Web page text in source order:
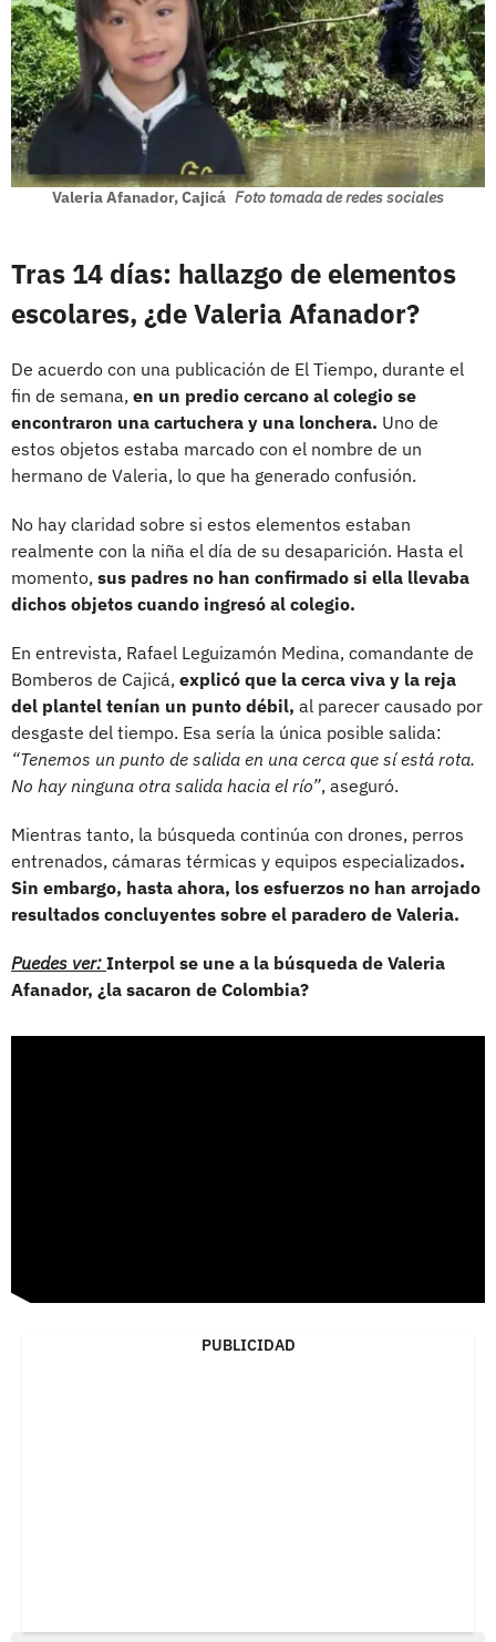
Valeria Afanador, Cajicá Foto tomada de redes sociales
Tras 14 días: hallazgo de elementos
escolares, ¿de Valeria Afanador?
De acuerdo con una publicación de El Tiempo, durante el
fin de semana, en un predio cercano al colegio se
encontraron una cartuchera y una lonchera. Uno de
estos objetos estaba marcado con el nombre de un
hermano de Valeria, lo que ha generado confusión.
No hay claridad sobre si estos elementos estaban
realmente con la niña el día de su desaparición. Hasta el
momento, sus padres no han confirmado si ella llevaba
dichos objetos cuando ingresó al colegio.
En entrevista, Rafael Leguizamón Medina, comandante de
Bomberos de Cajicá, explicó que la cerca viva y la reja
del plantel tenían un punto débil, al parecer causado por
desgaste del tiempo. Esa sería la única posible salida:
“Tenemos un punto de salida en una cerca que sí está rota.
No hay ninguna otra salida hacia el río”, aseguró.
Mientras tanto, la búsqueda continúa con drones, perros
entrenados, cámaras térmicas y equipos especializados.
Sin embargo, hasta ahora, los esfuerzos no han arrojado
resultados concluyentes sobre el paradero de Valeria.
Puedes ver: Interpol se une a la búsqueda de Valeria
Afanador, ¿la sacaron de Colombia?
PUBLICIDAD